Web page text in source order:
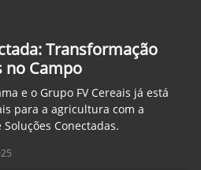
Transformação
no Campo
e o Grupo FV Cereais já está
para a agricultura com a
Conectadas.